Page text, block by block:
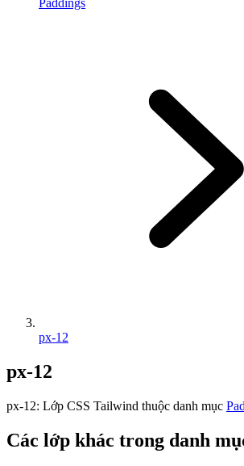
Paddings
px-12
px-12
px-12: Lớp CSS Tailwind thuộc danh mục
Các lớp khác trong danh